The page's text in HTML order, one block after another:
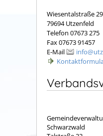
Wiesentalstraße 29
79694 Utzenfeld
Telefon 07673 275
Fax 07673 91457
E-Mail
Schwarzwald